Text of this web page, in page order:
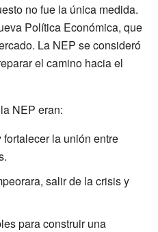
no fue la única medida.
Política Económica, que
La NEP se consideró
el camino hacia el
NEP eran:
la unión entre
salir de la crisis y
para construir una